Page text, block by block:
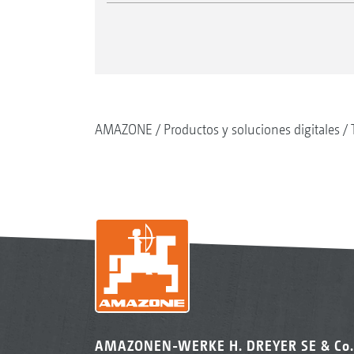
AMAZONE Productos y soluciones digitales
AMAZONEN-WERKE H. DREYER SE & Co.